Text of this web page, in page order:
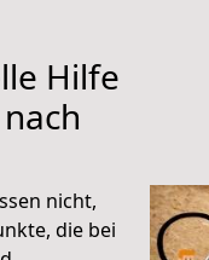
Hilfe
nicht,
die bei